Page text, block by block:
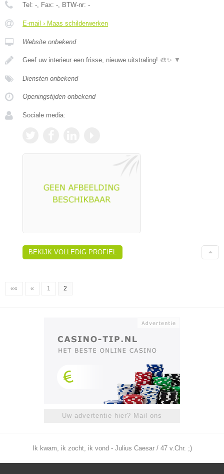
Tel: - , Fax: - , BTW-nr: -
E-mail › Maas schilderwerken
Website onbekend
Geef uw interieur een frisse, nieuwe uitstraling! 🎨✨ ▼
Diensten onbekend
Openingstijden onbekend
Sociale media:
BEKIJK VOLLEDIG PROFIEL
«« « 1 2
Uw advertentie hier? Mail ons
Ik kwam, ik zocht, ik vond - Julius Caesar / 47 v.Chr. ;)